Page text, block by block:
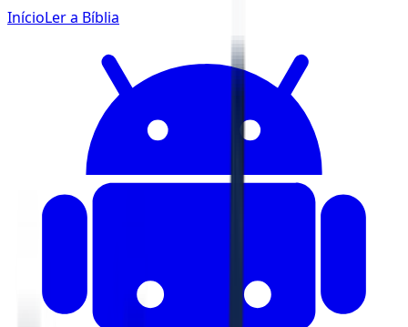
InícioLer a Bíblia